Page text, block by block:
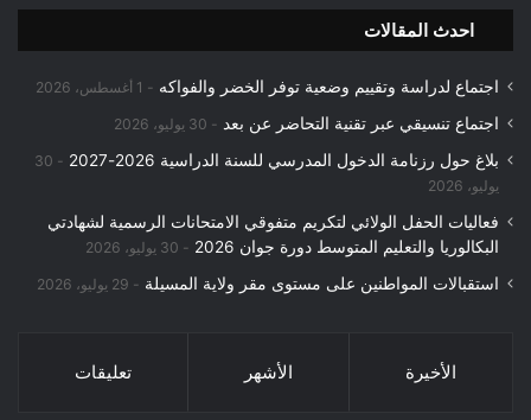
ح
ن
احدث المقالات
اجتماع لدراسة وتقييم وضعية توفر الخضر والفواكه 1 أغسطس، 2026
اجتماع تنسيقي عبر تقنية التحاضر عن بعد 30 يوليو، 2026
بلاغ حول رزنامة الدخول المدرسي للسنة الدراسية 2026-2027
30
يوليو، 2026
فعاليات الحفل الولائي لتكريم متفوقي الامتحانات الرسمية لشهادتي
البكالوريا والتعليم المتوسط دورة جوان 2026
30 يوليو، 2026
استقبالات المواطنين على مستوى مقر ولاية المسيلة 29 يوليو، 2026
الأخيرة الأشهر تعليقات